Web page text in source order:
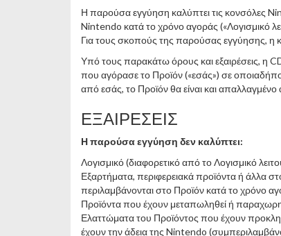
Η παρούσα εγγύηση καλύπτει τις κονσόλες
Nintendo κατά το χρόνο αγοράς («Λογισμικό
Για τους σκοπούς της παρούσας εγγύησης, η
Υπό τους παρακάτω όρους και εξαιρέσεις, η
που αγόρασε το Προϊόν («εσάς») σε
από εσάς, το Προϊόν θα είναι και
ΕΞΑΙΡΕΣΕΙΣ
Η παρούσα εγγύηση δεν καλύπτει:
Λογισμικό (διαφορετικό από το Λογισμικό
Εξαρτήματα, περιφερειακά προϊόντα ή άλλα
περιλαμβάνονται στο Προϊόν κατά το χρόνο
Προϊόντα που έχουν μεταπωληθεί ή
Ελαττώματα του Προϊόντος που έχουν
έχουν την άδεια της Nintendo